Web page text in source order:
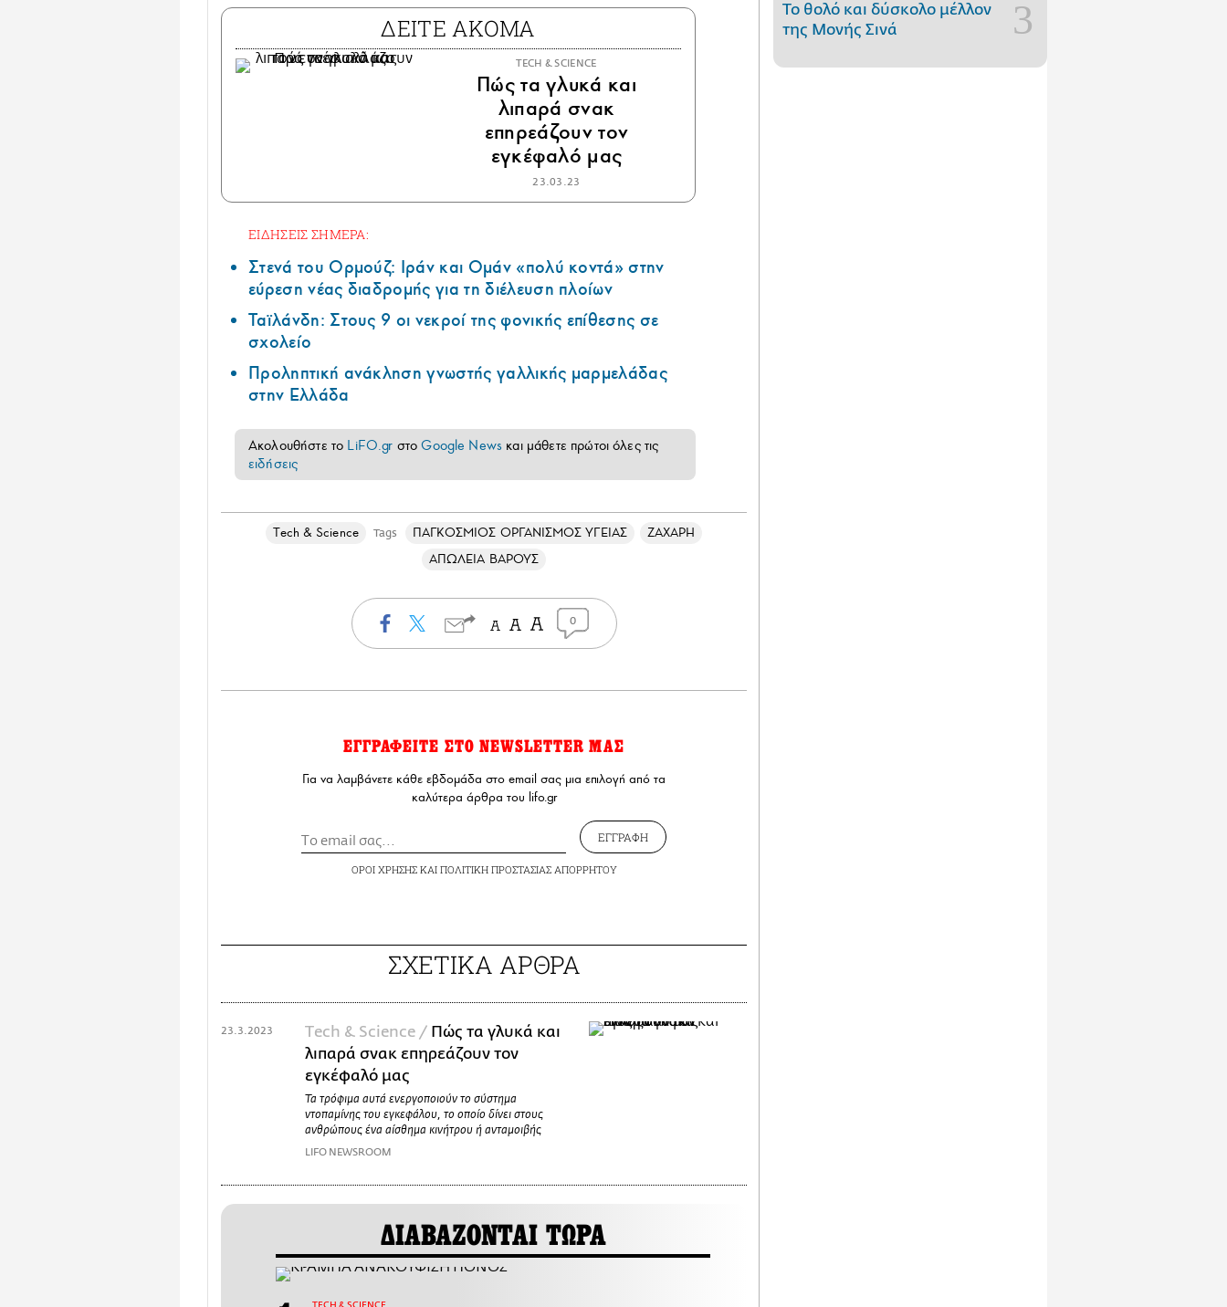
ΔΕΙΤΕ ΑΚΟΜΑ
ΤECH & SCIENCE
Πώς τα γλυκά και
λιπαρά σνακ
επηρεάζουν τον
εγκέφαλό μας
23.03.23
ΕΙΔΗΣΕΙΣ ΣΗΜΕΡΑ:
Στενά του Ορμούζ: Ιράν και Ομάν «πολύ κοντά» στην
εύρεση νέας διαδρομής για τη διέλευση πλοίων
Ταϊλάνδη: Στους 9 οι νεκροί της φονικής επίθεσης σε
σχολείο
Προληπτική ανάκληση γνωστής γαλλικής μαρμελάδας
στην Ελλάδα
Ακολουθήστε το LiFO.gr στοGoogle News και μάθετε πρώτοι όλες τις
ειδήσεις
Τech & Science Tags ΠΑΓΚΟΣΜΙΟΣ ΟΡΓΑΝΙΣΜΟΣ ΥΓΕΙΑΣ
ΖΑΧΑΡΗ
ΑΠΩΛΕΙΑ ΒΑΡΟΥΣ
0
ΕΓΓΡΑΦΕΙΤΕ ΣΤΟ NEWSLETTER ΜΑΣ
Για να λαμβάνετε κάθε εβδομάδα στο email σας μια επιλογή από τα
καλύτερα άρθρα του lifo.gr
ΕΓΓΡΑΦΗ
ΟΡΟΙ ΧΡΗΣΗΣΚΑΙ ΠΟΛΙΤΙΚΗ ΠΡΟΣΤΑΣΙΑΣ ΑΠΟΡΡΗΤΟΥ
ΣΧΕΤΙΚΑ ΑΡΘΡΑ
Τech & Science / Πώς τα γλυκά και
λιπαρά σνακ επηρεάζουν τον
εγκέφαλό μας
Τα τρόφιμα αυτά ενεργοποιούν το σύστημα
ντοπαμίνης του εγκεφάλου, το οποίο δίνει στους
ανθρώπους ένα αίσθημα κινήτρου ή ανταμοιβής
LIFO NEWSROOM
23.3.2023
ΔΙΑΒΑΖΟΝΤΑΙ ΤΩΡΑ
Το θολό και δύσκολο μέλλον
της Μονής Σινά